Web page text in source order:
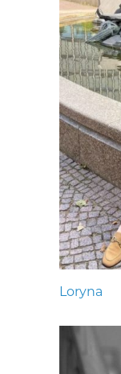
Loryna